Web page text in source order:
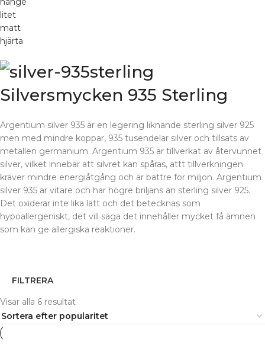
Silversmycken 935 Sterling
Argentium silver 935 är en legering liknande sterling silver 925
men med mindre koppar, 935 tusendelar silver och tillsats av
metallen germanium. Argentium 935 är tillverkat av återvunnet
silver, vilket innebär att silvret kan spåras, attt tillverkningen
kräver mindre energiåtgång och är bättre för miljön. Argentium
silver 935 är vitare och har högre briljans än sterling silver 925.
Det oxiderar inte lika lätt och det betecknas som
hypoallergeniskt, det vill säga det innehåller mycket få ämnen
som kan ge allergiska reaktioner.
FILTRERA
Visar alla 6 resultat